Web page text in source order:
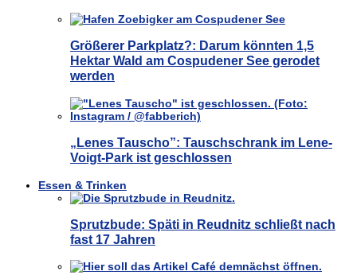
Größerer Parkplatz?: Darum könnten 1,5
Hektar Wald am Cospudener See gerodet
werden
„Lenes Tauscho”: Tauschschrank im Lene-
Voigt-Park ist geschlossen
Essen & Trinken
Sprutzbude: Späti in Reudnitz schließt nach
fast 17 Jahren